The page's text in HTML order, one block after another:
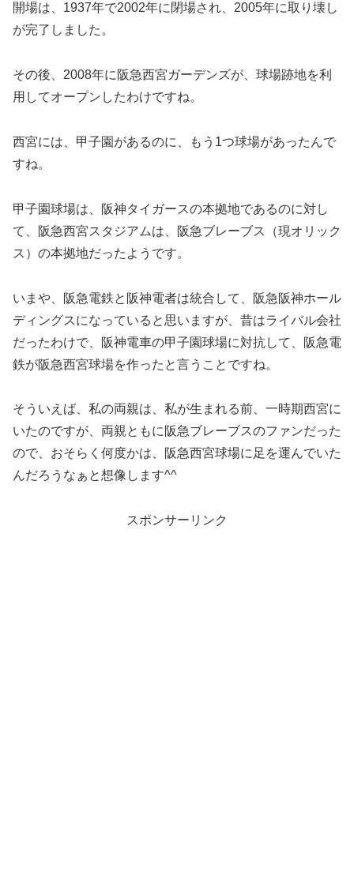
開場は、1937年で2002年に閉場され、2005年に取り壊し
が完了しました。
その後、2008年に阪急西宮ガーデンズが、球場跡地を利
用してオープンしたわけですね。
西宮には、甲子園があるのに、もう1つ球場があったんで
すね。
甲子園球場は、阪神タイガースの本拠地であるのに対し
て、阪急西宮スタジアムは、阪急ブレーブス（現オリック
ス）の本拠地だったようです。
いまや、阪急電鉄と阪神電者は統合して、阪急阪神ホール
ディングスになっていると思いますが、昔はライバル会社
だったわけで、阪神電車の甲子園球場に対抗して、阪急電
鉄が阪急西宮球場を作ったと言うことですね。
そういえば、私の両親は、私が生まれる前、一時期西宮に
いたのですが、両親ともに阪急ブレーブスのファンだった
ので、おそらく何度かは、阪急西宮球場に足を運んでいた
んだろうなぁと想像します^^
スポンサーリンク